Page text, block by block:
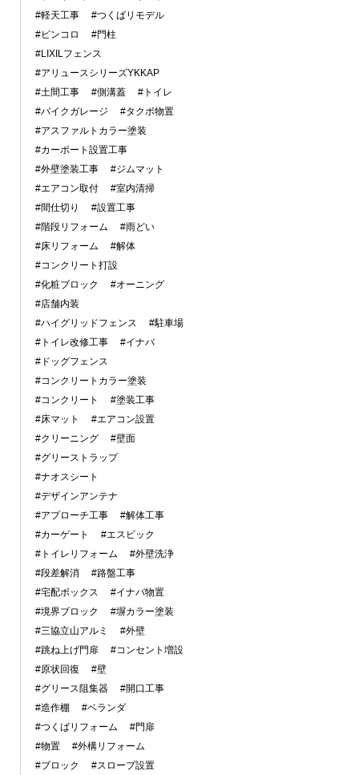
#軽天工事
#つくばリモデル
#ピンコロ
#門柱
#LIXILフェンス
#アリュースシリーズYKKAP
#土間工事
#側溝蓋
#トイレ
#バイクガレージ
#タクボ物置
#アスファルトカラー塗装
#カーポート設置工事
#外壁塗装工事
#ジムマット
#エアコン取付
#室内清掃
#間仕切り
#設置工事
#階段リフォーム
#雨どい
#床リフォーム
#解体
#コンクリート打設
#化粧ブロック
#オーニング
#店舗内装
#ハイグリッドフェンス
#駐車場
#トイレ改修工事
#イナバ
#ドッグフェンス
#コンクリートカラー塗装
#コンクリート
#塗装工事
#床マット
#エアコン設置
#クリーニング
#壁面
#グリーストラップ
#ナオスシート
#デザインアンテナ
#アプローチ工事
#解体工事
#カーゲート
#エスビック
#トイレリフォーム
#外壁洗浄
#段差解消
#路盤工事
#宅配ボックス
#イナバ物置
#境界ブロック
#塀カラー塗装
#三協立山アルミ
#外壁
#跳ね上げ門扉
#コンセント増設
#原状回復
#壁
#グリース阻集器
#開口工事
#造作棚
#ベランダ
#つくばリフォーム
#門扉
#物置
#外構リフォーム
#ブロック
#スロープ設置